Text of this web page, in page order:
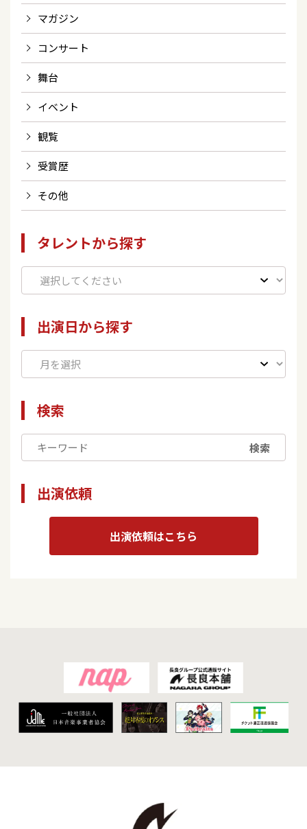
マガジン
コンサート
舞台
イベント
観覧
受賞歴
その他
タレントから探す
出演日から探す
検索
検索
出演依頼
出演依頼はこちら